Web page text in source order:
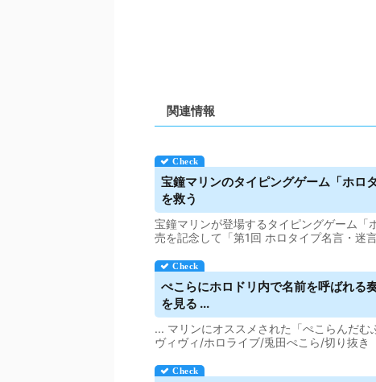
関連情報
宝鐘マリンのタイピングゲーム「ホロ
を救う
宝鐘マリンが登場するタイピングゲーム「
売を記念して「第1回 ホロタイプ名言・迷
ぺこらにホロドリ内で名前を呼ばれる
を見る ...
... マリンにオススメされた「ぺこらんだ
ヴィヴィ/ホロライブ/兎田ぺこら/切り抜き